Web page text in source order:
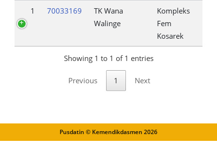
1 70033169
TK Wana
Walinge
Kompleks
Fem
Kosarek
Showing 1 to 1 of 1 entries
Previous 1 Next
Pusdatin © Kemendikdasmen 2026